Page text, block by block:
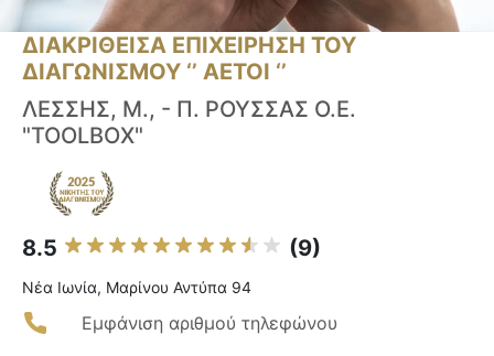
ΔΙΑΚΡΙΘΕΙΣΑ ΕΠΙΧΕΙΡΗΣΗ ΤΟΥ
ΔΙΑΓΩΝΙΣΜΟΥ ‘’ ΑΕΤΟΙ ‘’
ΛΕΣΣΗΣ, Μ., - Π. ΡΟΥΣΣΑΣ Ο.Ε.
"TOOLBOX"
8.5 (9)
Νέα Ιωνία, Μαρίνου Αντύπα 94
Εμφάνιση αριθμού τηλεφώνου